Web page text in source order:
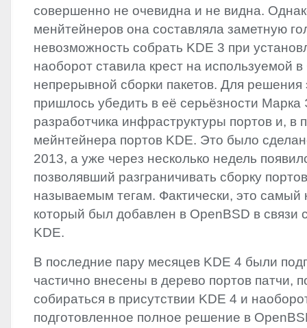
совершенно не очевидна и не видна.
менйтейнеров она составляла заметную
невозможность собрать KDE 3 при
наоборот ставила крест на используемой
непрерывной сборки пакетов. Для
пришлось убедить в её серьёзности Марка
разработчика инфраструктуры портов и, в
мейнтейнера портов KDE. Это было
2013, а уже через несколько недель
позволявший разграничивать сборку
называемым тегам. Фактически, это самый
который был добавлен в OpenBSD в связи
KDE.
В последние пару месяцев KDE 4 были
частично внесены в дерево портов патчи,
собираться в присутствии KDE 4 и
подготовленное полное решение в